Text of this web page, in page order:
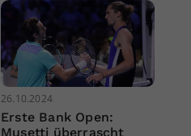
26.10.2024
Erste Bank Open:
Musetti überrascht